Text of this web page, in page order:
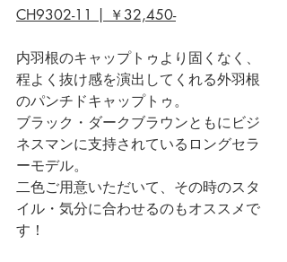
CH9302-11 | ￥32,450-
内羽根のキャップトゥより固くなく、
程よく抜け感を演出してくれる外羽根
のパンチドキャップトゥ。
ブラック・ダークブラウンともにビジ
ネスマンに支持されているロングセラ
ーモデル。
二色ご用意いただいて、その時のスタ
イル・気分に合わせるのもオススメで
す！